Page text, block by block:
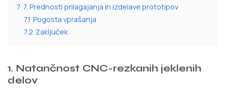
7 7. Prednosti prilagajanja in izdelave prototipov
7.1 Pogosta vprašanja
7.2 Zaključek
1. Natančnost CNC-rezkanih jeklenih
delov